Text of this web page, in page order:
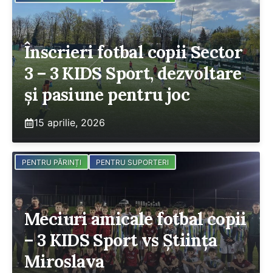
Înscrieri fotbal copii Sector
3 – 3 KIDS Sport, dezvoltare
și pasiune pentru joc
15 aprilie, 2026
PENTRU PĂRINȚI PENTRU SUPORTERI
Meciuri amicale fotbal copii
– 3 KIDS Sport vs Știința
Miroslava